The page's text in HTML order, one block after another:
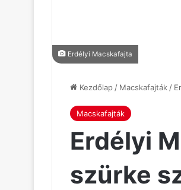
Erdélyi Macskafajta
Kezdőlap / Macskafajták /
Macskafajták
Erdélyi
szürke